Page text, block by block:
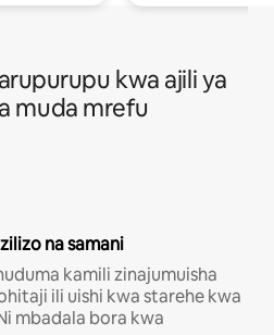
kwa ajili ya
muda mrefu
na samani
kamili zinajumuisha
ili uishi kwa starehe kwa
mbadala bora kwa